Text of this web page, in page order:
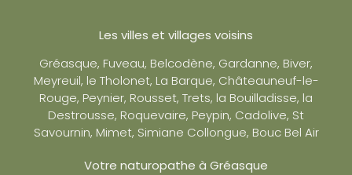
Les villes et villages voisins
Gréasque, Fuveau, Belcodène, Gardanne, Biver,
Meyreuil, le Tholonet, La Barque, Châteauneuf-le-
Rouge, Peynier, Rousset, Trets, la Bouilladisse, la
Destrousse, Roquevaire, Peypin, Cadolive, St
Savournin, Mimet, Simiane Collongue, Bouc Bel Air
Votre naturopathe à Gréasque